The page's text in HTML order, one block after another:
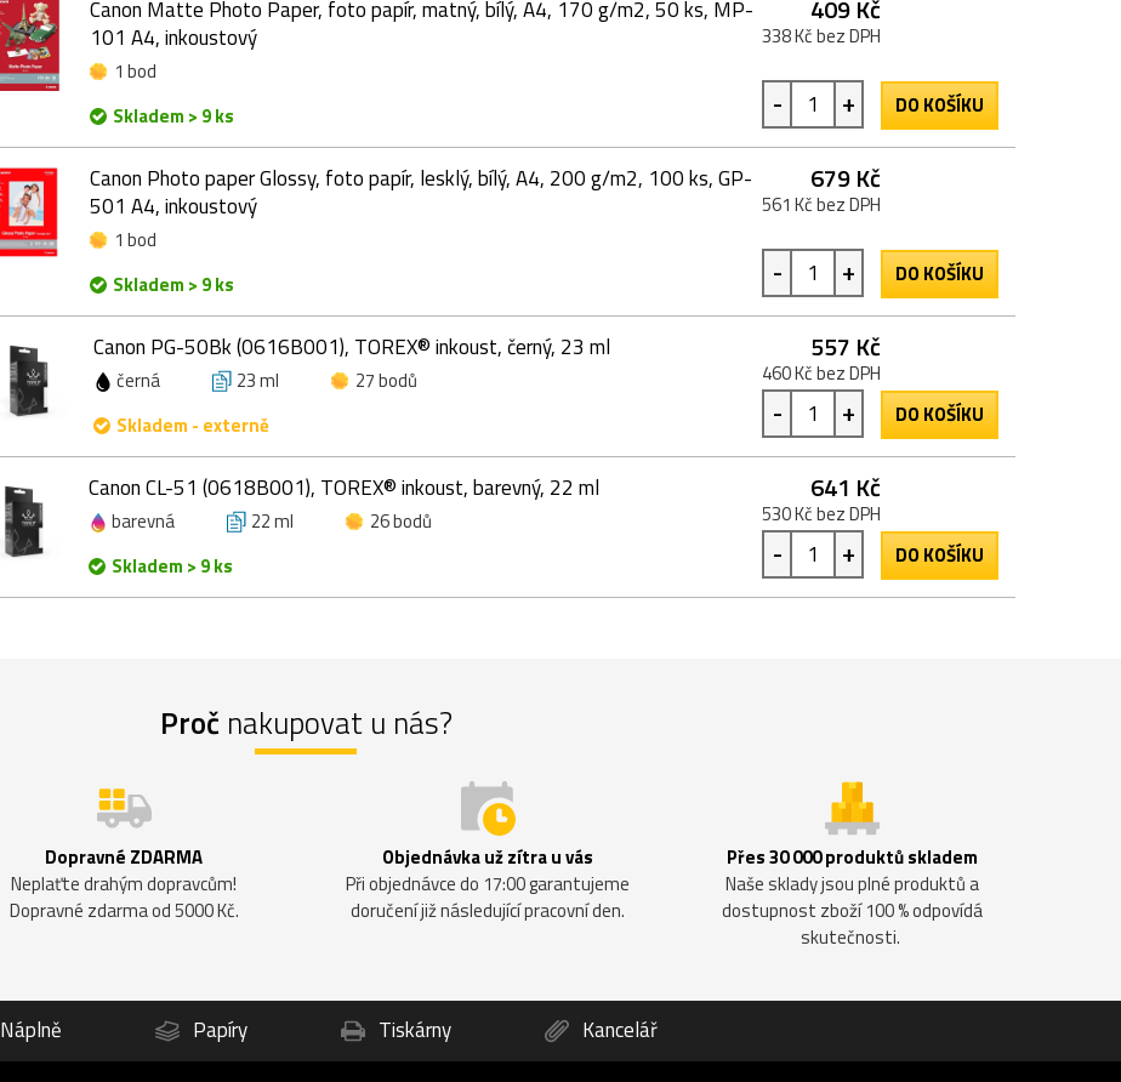
Canon Matte Photo Paper, foto papír, matný, bílý, A4, 170 g/m2, 50 ks, MP-
101 A4, inkoustový
1 bod
Skladem > 9 ks
409 Kč
338 Kč bez DPH
- + DO KOŠÍKU
Canon Photo paper Glossy, foto papír, lesklý, bílý, A4, 200 g/m2, 100 ks, GP-
501 A4, inkoustový
1 bod
Skladem > 9 ks
679 Kč
561 Kč bez DPH
- + DO KOŠÍKU
Canon PG-50Bk (0616B001), TOREX® inkoust, černý, 23 ml
černá 23 ml
27 bodů
Skladem - externě
557 Kč
460 Kč bez DPH
- + DO KOŠÍKU
Canon CL-51 (0618B001), TOREX® inkoust, barevný, 22 ml
barevná 22 ml
26 bodů
Skladem > 9 ks
641 Kč
530 Kč bez DPH
- + DO KOŠÍKU
Proč nakupovat u nás?
Dopravné ZDARMA
Neplaťte drahým dopravcům!
Dopravné zdarma od 5000 Kč.
Objednávka už zítra u vás
Při objednávce do 17:00 garantujeme
doručení již následující pracovní den.
Přes 30 000 produktů skladem
Naše sklady jsou plné produktů a
dostupnost zboží 100 % odpovídá
skutečnosti.
Náplně Papíry Tiskárny Kancelář